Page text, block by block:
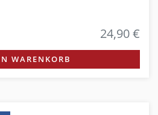
24,90 €
WARENKORB